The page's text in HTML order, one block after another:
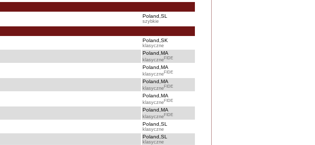
Poland,SL
szybkie
Poland,SK
klasyczne
Poland,MA
klasyczneFIDE
Poland,MA
klasyczneFIDE
Poland,MA
klasyczneFIDE
Poland,MA
klasyczneFIDE
Poland,MA
klasyczneFIDE
Poland,SL
klasyczne
Poland,SL
klasyczne